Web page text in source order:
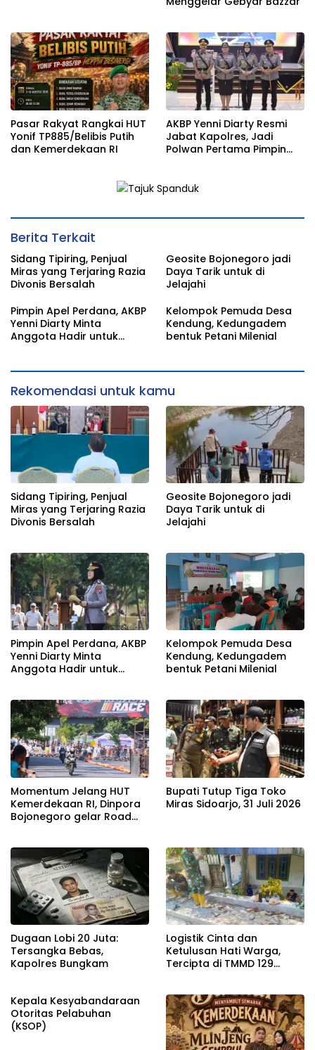
Pasar Rakyat Rangkai HUT
Yonif TP885/Belibis Putih
dan Kemerdekaan RI
AKBP Yenni Diarty Resmi
Jabat Kapolres, Jadi
Polwan Pertama Pimpin
Berita Terkait
Sidang Tipiring, Penjual
Miras yang Terjaring Razia
Divonis Bersalah
Geosite Bojonegoro jadi
Daya Tarik untuk di
Jelajahi
Pimpin Apel Perdana, AKBP
Yenni Diarty Minta
Anggota Hadir untuk
Kelompok Pemuda Desa
Kendung, Kedungadem
bentuk Petani Milenial
Rekomendasi untuk kamu
Sidang Tipiring, Penjual
Miras yang Terjaring Razia
Divonis Bersalah
Geosite Bojonegoro jadi
Daya Tarik untuk di
Jelajahi
Pimpin Apel Perdana, AKBP
Yenni Diarty Minta
Anggota Hadir untuk
Kelompok Pemuda Desa
Kendung, Kedungadem
bentuk Petani Milenial
Momentum Jelang HUT
Kemerdekaan RI, Dinpora
Bojonegoro gelar Road
Bupati Tutup Tiga Toko
Miras Sidoarjo, 31 Juli 2026
Dugaan Lobi 20 Juta:
Tersangka Bebas,
Kapolres Bungkam
Logistik Cinta dan
Ketulusan Hati Warga,
Tercipta di TMMD 129
Kepala Kesyabandaraan
Otoritas Pelabuhan
(KSOP)